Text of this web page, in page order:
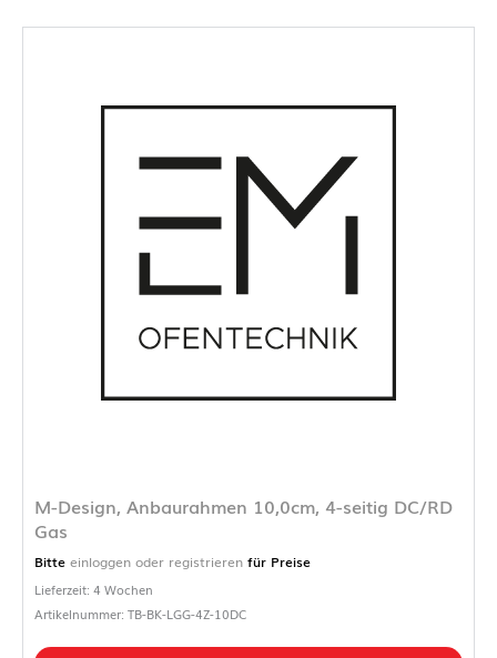
M-Design, Anbaurahmen 10,0cm, 4-seitig DC/RD
Gas
Bitte einloggen oder registrieren für Preise
Lieferzeit: 4 Wochen
Artikelnummer: TB-BK-LGG-4Z-10DC